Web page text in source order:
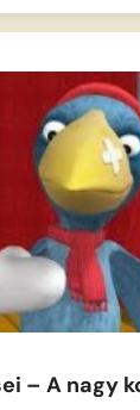
– A nagy